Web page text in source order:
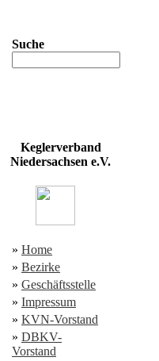
Suche
Keglerverband
Niedersachsen e.V.
» Home
» Bezirke
» Geschäftsstelle
» Impressum
» KVN-Vorstand
» DBKV-
Vorstand